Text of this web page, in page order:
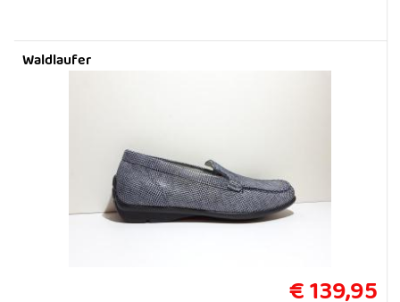
Waldlaufer
€ 139,95